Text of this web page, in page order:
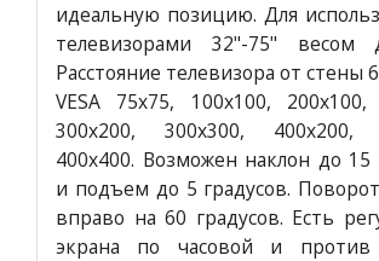
идеальную позицию. Для
телевизорами 32"-75" весом
Расстояние телевизора от стены
VESA 75x75, 100x100, 200x100,
300x200, 300x300, 400x200,
400x400. Возможен наклон до 15
и подъем до 5 градусов.
вправо на 60 градусов. Есть
экрана по часовой и против